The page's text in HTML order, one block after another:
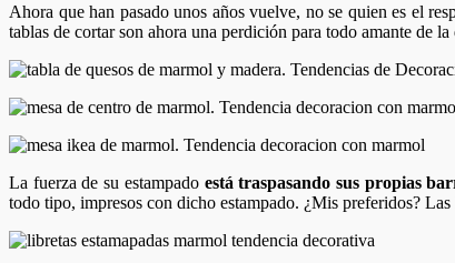
Ahora que han pasado unos años vuelve, no se quien es el
tablas de cortar son ahora una perdición para todo amante de la
La fuerza de su estampado está traspasando sus propias
todo tipo, impresos con dicho estampado. ¿Mis preferidos?